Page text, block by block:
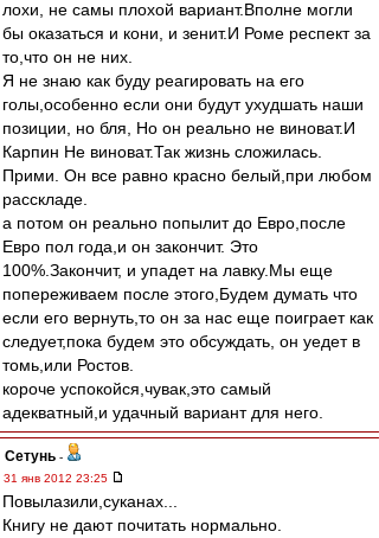
лохи, не самы плохой вариант.Вполне могли
бы оказаться и кони, и зенит.И Роме респект за
то,что он не них.
Я не знаю как буду реагировать на его
голы,особенно если они будут ухудшать наши
позиции, но бля, Но он реально не виноват.И
Карпин Не виноват.Так жизнь сложилась.
Прими. Он все равно красно белый,при любом
расскладе.
а потом он реально попылит до Евро,после
Евро пол года,и он закончит. Это
100%.Закончит, и упадет на лавку.Мы еще
попереживаем после этого,Будем думать что
если его вернуть,то он за нас еще поиграет как
следует,пока будем это обсуждать, он уедет в
томь,или Ростов.
короче успокойся,чувак,это самый
адекватный,и удачный вариант для него.
Сетунь -
31 янв 2012 23:25
Повылазили,суканах...
Книгу не дают почитать нормально.